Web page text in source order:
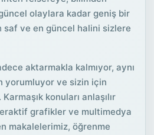
olaylara kadar geniş bir
saf ve en güncel halini sizlere
aktarmakla kalmıyor, aynı
yorumluyor ve sizin için
konuları anlaşılır
grafikler ve multimedya
makalelerimiz, öğrenme